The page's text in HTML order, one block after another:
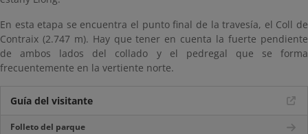
En esta etapa se encuentra el punto final de la travesía, el Coll de
Contraix (2.747 m). Hay que tener en cuenta la fuerte pendiente
de ambos lados del collado y el pedregal que se forma
frecuentemente en la vertiente norte.
Guía del visitante
Folleto del parque